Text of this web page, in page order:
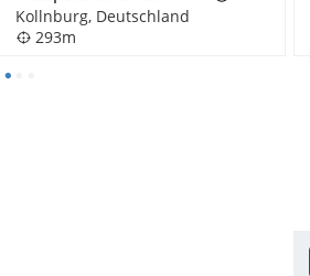
Kollnburg, Deutschland
293m